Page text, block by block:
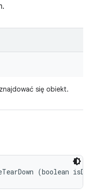
się obiekt.
(boolean